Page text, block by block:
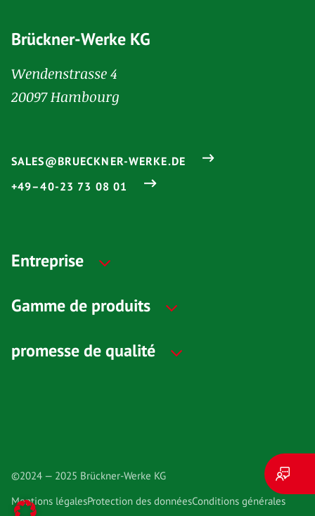
Brückner-Werke KG
Wendenstrasse 4
20097 Hambourg
SALES@BRUECKNER-WERKE.DE
+49–40-23 73 08 01
Entreprise
Gamme de produits
promesse de qualité
©2024 — 2025 Brückner-Werke KG
Mentions légalesProtection des donnéesConditions générales